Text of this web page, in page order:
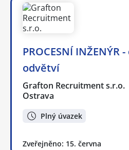
PROCESNÍ INŽENÝR
odvětví
Grafton Recruitment s.r.o.
Ostrava
Plný úvazek
Zveřejněno: 15. června